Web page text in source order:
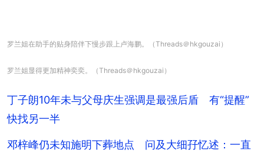
罗兰姐在助手的贴身陪伴下慢步跟上卢海鹏。（Threads＠hkgouzai）
罗兰姐显得更加精神奕奕。（Threads＠hkgouzai）
丁子朗10年未与父母庆生强调是最强后盾 有“提醒”
快找另一半
邓梓峰仍未知施明下葬地点 问及大细孖忆述：一直